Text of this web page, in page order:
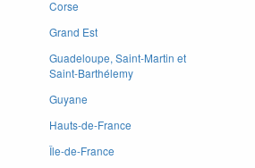
Corse
Grand Est
Guadeloupe, Saint-Martin et
Saint-Barthélemy
Guyane
Hauts-de-France
Île-de-France